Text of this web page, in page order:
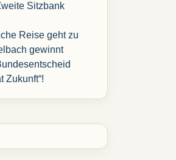
Sitzbank
Reise geht zu
gewinnt
Zukunft“!